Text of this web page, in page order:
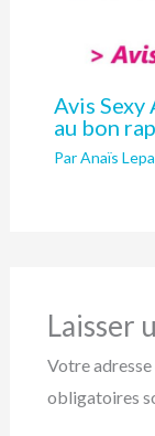
Avis Sexy
au bon
ParAnaïs
Laisser
Votre adresse
obligatoires